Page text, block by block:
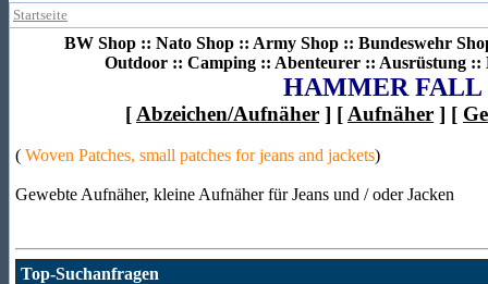
Startseite
BW Shop :: Nato Shop :: Army Shop :: Bundeswehr
Outdoor :: Camping :: Abenteurer :: Ausrüstung ::
HAMMER FALL
[ Abzeichen/Aufnäher ] [ Aufnäher ] [
( Woven Patches, small patches for jeans and jackets)
Gewebte Aufnäher, kleine Aufnäher für Jeans und / oder Jacken
Top-Suchanfragen